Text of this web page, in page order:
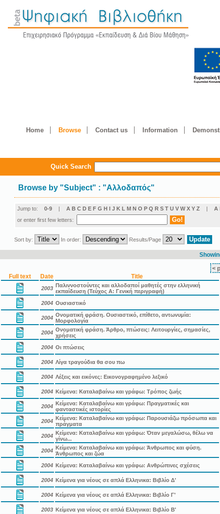
Home Browse Contact us Information
Quick Search
Browse by "Subject" : "Αλλοδαπός"
Jump to: 0-9 | A B C D E F G H I J K L M N O P Q R S T U V W X Y Z | Α
or enter first few letters:
Sort by: In order: Results/Page
<
Full text
Date Title
2003 Παλιννοστούντες και αλλοδαποί μαθητές στην ελληνική
εκπαίδευση (Τεύχος Α: Γενική περιγραφή)
2004 Ουσιαστικό
2004 Ονοματική φράση. Ουσιαστικό, επίθετο, αντωνυμία:
Μορφολογία
2004 Ονοματική φράση. Άρθρο, πτώσεις: Λειτουργίες, σημασίες,
χρήσεις
2004 Οι πτώσεις
2004 Λίγα τραγούδια θα σου πω
2004 Λέξεις και εικόνες: Εικονογραφημένο λεξικό
2004 Κείμενα: Καταλαβαίνω και γράφω: Τρόπος ζωής
2004 Κείμενα: Καταλαβαίνω και γράφω: Πραγματικές και
φανταστικές ιστορίες
2004 Κείμενα: Καταλαβαίνω και γράφω: Παρουσιάζω πρόσωπα και
πράγματα
2004 Κείμενα: Καταλαβαίνω και γράφω: Όταν μεγαλώσω, θέλω να
γίνω...
2004 Κείμενα: Καταλαβαίνω και γράφω: Άνθρωπος και φύση.
Άνθρωπος και ζώα
2004 Κείμενα: Καταλαβαίνω και γράφω: Ανθρώπινες σχέσεις
2004 Κείμενα για νέους σε απλά Ελληνικα: Βιβλίο Δ'
2004 Κείμενα για νέους σε απλά Ελληνικα: Βιβλίο Γ'
2003 Κείμενα για νέους σε απλά Ελληνικα: Βιβλίο Β'